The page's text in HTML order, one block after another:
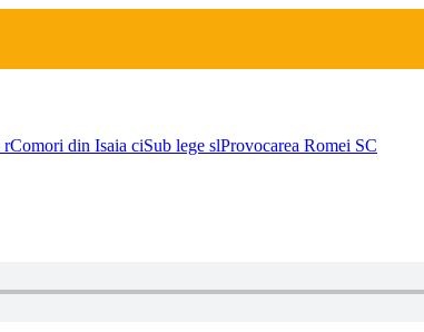
rComori din Isaia ciSub lege slProvocarea Romei SC